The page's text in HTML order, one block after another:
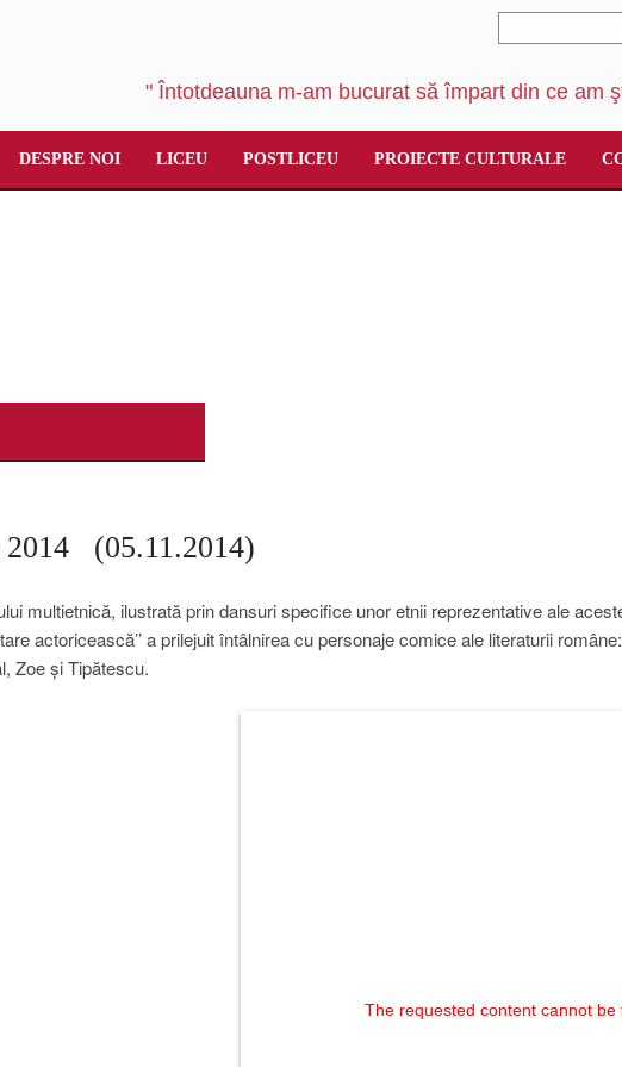
" Întotdeauna m-am bucurat să împart din ce am
DESPRE NOI LICEU POSTLICEU PROIECTE CULTURALE
(05.11.2014)
multietnică, ilustrată prin dansuri specifice unor etnii reprezentative ale
actoricească’’ a prilejuit întâlnirea cu personaje comice ale literaturii
Zoe și Tipătescu.
The requested content cannot be